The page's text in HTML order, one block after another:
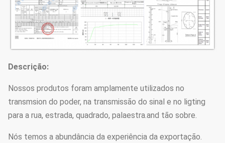
Espessura 1 milímetro a 30 milímetros
Processo de
produção
→ →Welidng →Molding ou de
dobra de Cuttingj do teste de
) o →Dimension verifica o →
Deburr→Galvanization do
→Calibration da perfuração do
→Hole da soldadura do →Flange
Descrição:
Nossos produtos foram amplamente utilizados no
transmsion do poder, na transmissão do sinal e no ligting
para a rua, estrada, quadrado, palaestra.and tão sobre.
Nós temos a abundância da experiência da exportação.